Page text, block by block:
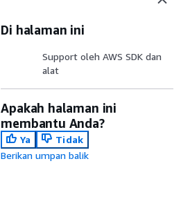
Di halaman ini
Support oleh AWS SDK dan
alat
Apakah halaman ini
membantu Anda?
Ya
Tidak
Berikan umpan balik